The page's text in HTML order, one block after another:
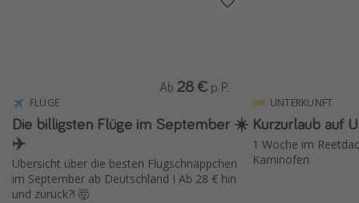
Hotels in Amsterdam
Hotels am Achensee
Weitere Themen
FLÜGE
Die billigsten Flüge im September ☀️
✈️
Übersicht über die besten Flugschnäppchen
im September ab Deutschland I Ab 28 € hin
und zurück?! 🤯
Ab 28 € p. P.
UNTERKUNFT
Kurzurlaub auf
1 Woche im
Kaminofen